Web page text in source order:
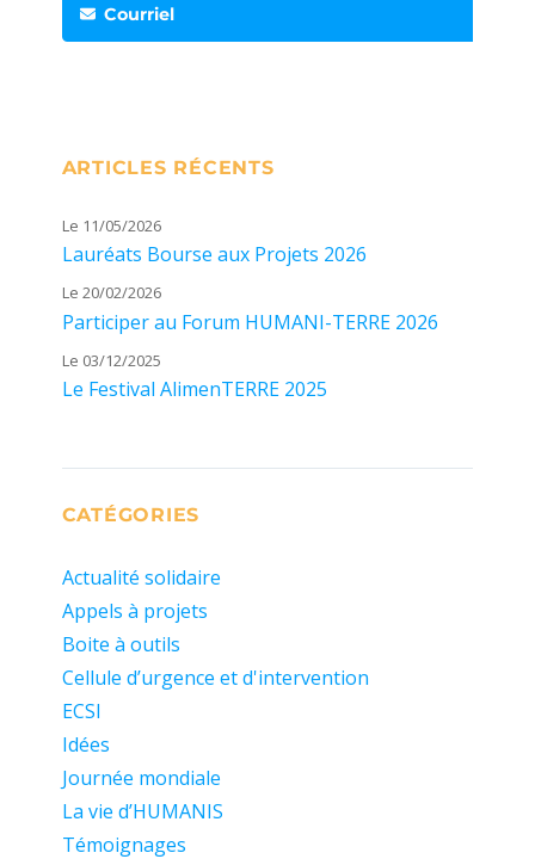
Courriel
ARTICLES RÉCENTS
Le 11/05/2026
Lauréats Bourse aux Projets 2026
Le 20/02/2026
Participer au Forum HUMANI-TERRE 2026
Le 03/12/2025
Le Festival AlimenTERRE 2025
CATÉGORIES
Actualité solidaire
Appels à projets
Boite à outils
Cellule d’urgence et d'intervention
ECSI
Idées
Journée mondiale
La vie d’HUMANIS
Témoignages